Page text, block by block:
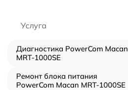
Услуга
Диагностика PowerCom Macan
MRT-1000SE
Ремонт блока питания
PowerCom Macan MRT-1000SE